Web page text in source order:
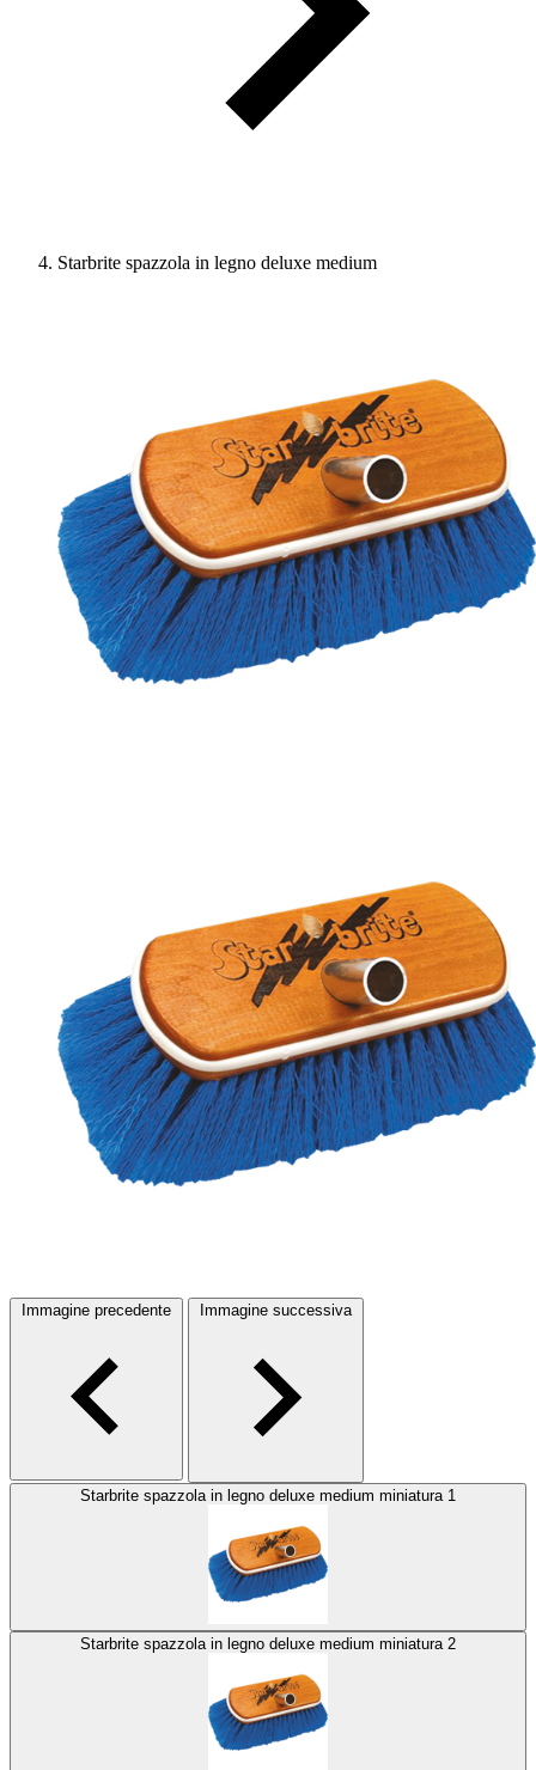
Starbrite spazzola in legno deluxe medium
Immagine precedente Immagine successiva
Starbrite spazzola in legno deluxe medium miniatura 1
Starbrite spazzola in legno deluxe medium miniatura 2